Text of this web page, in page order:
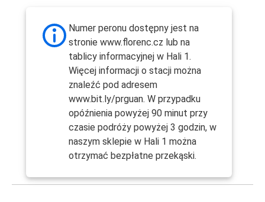
Numer peronu dostępny jest na
stronie www.florenc.cz lub na
tablicy informacyjnej w Hali 1.
Więcej informacji o stacji można
znaleźć pod adresem
www.bit.ly/prguan. W przypadku
opóźnienia powyżej 90 minut przy
czasie podróży powyżej 3 godzin, w
naszym sklepie w Hali 1 można
otrzymać bezpłatne przekąski.